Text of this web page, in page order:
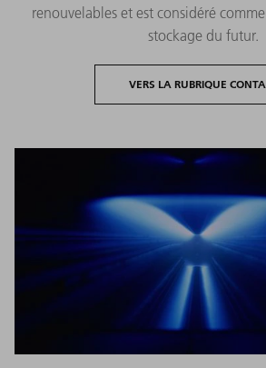
renouvelables et est considéré
stockage du futur.
VERS LA RUBRIQUE